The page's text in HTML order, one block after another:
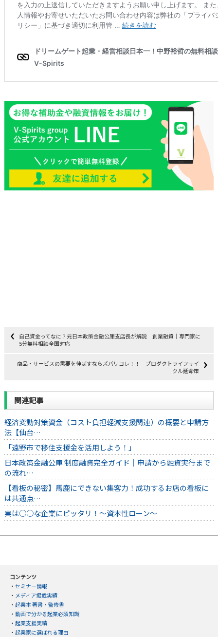
自己資金ってなに？元日本政策金融公庫支店長が解説 創業融資｜専門家に
5分無料相談全国対応
商品・サービスの需要を伸ばすならズバリコレ！！ プロダクトライフサイ
クル延命策
関連記事
経済変動対策資金（コスト負担軽減支援関連）の概要と申請方
法【仙台…
「遠野市で移住支援金を活用しよう！」
日本政策金融公庫 制度融資完全ガイド｜申請から融資実行まで
の流れ…
【看板の秘密】馬鹿にできない集客力！成功するお店の看板に
は共通点…
実は○○な企業にピッタリ！～資本性ローン～
コンテンツ
・ セミナー情報
・ メディア掲載実績
・ 起業本 著書・監修書
・ 動画で分かる起業必須知識
・ 起業支援実績
・ 起業家に選ばれる理由